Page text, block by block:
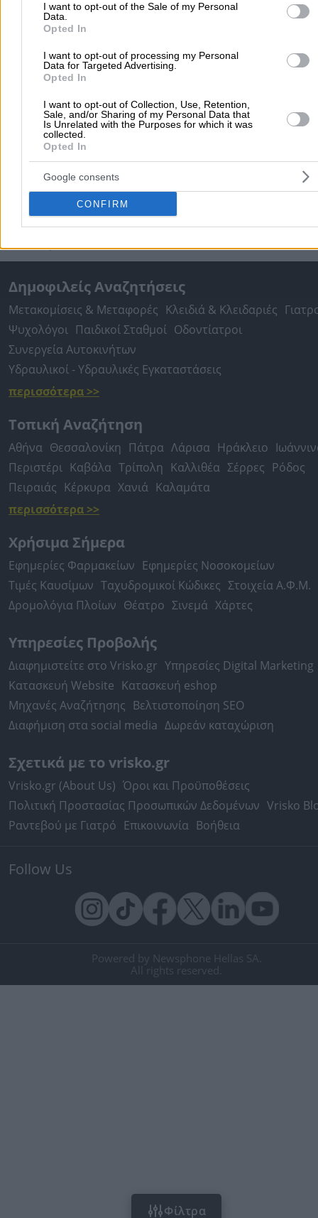
I want to opt-out of the Sale of my Personal
Data.
Opted In
I want to opt-out of processing my Personal
Data for Targeted Advertising.
Opted In
I want to opt-out of Collection, Use, Retention,
Sale, and/or Sharing of my Personal Data that
Is Unrelated with the Purposes for which it was
collected.
Opted In
Google consents
CONFIRM
Φίλτρα
εργαλείων.
Χτίζεις σπίτι; Ανακαινίζεις ή επισκευάζεις το διαμέρισμα ή τον
επαγγελματικό χώρο σου; Κάνεις έρευνα αγοράς για τα δομικά
που χρειάζεται μια οικοδομή; Μήπως αναζητάς κατάστημα με
οικοδομικά εργαλεία;
Εδώ θα βρεις όλες τις επιχειρήσεις και τα καταστήματα πώλησης
τις ανάγκες σου.
Η επαγγελματική εμπειρία, ο εξοπλισμός, το απόθεμα, η συνέπεια
στους χρόνους παράδοσης και η γρήγορη εξυπηρέτηση, είναι
από τα βασικά κριτήρια για την επιλογή του κατάλληλου για
Οικοδομικά Υλικά
Αρχική > Νομός ΜΑΓΝΗΣΙΑΣ > Πήλιο > Οικοδομικά Υλικά -
> Οικοδομικά Υλικά
Δημοφιλείς Αναζητήσεις
Μετακομίσεις & Μεταφορές Κλειδιά & Κλειδαριές
Ψυχολόγοι Παιδικοί Σταθμοί Οδοντίατροι
Συνεργεία Αυτοκινήτων
Υδραυλικοί - Υδραυλικές Εγκαταστάσεις
περισσότερα >>
Τοπική Αναζήτηση
Αθήνα Θεσσαλονίκη Πάτρα Λάρισα Ηράκλειο
Περιστέρι Καβάλα Τρίπολη Καλλιθέα Σέρρες Ρόδος
Πειραιάς Κέρκυρα Χανιά Καλαμάτα
περισσότερα >>
Χρήσιμα Σήμερα
Εφημερίες Φαρμακείων Εφημερίες Νοσοκομείων
Τιμές Καυσίμων Ταχυδρομικοί Κώδικες Στοιχεία Α.Φ.Μ.
Δρομολόγια Πλοίων Θέατρο Σινεμά Χάρτες
Υπηρεσίες Προβολής
Διαφημιστείτε στο Vrisko.gr Υπηρεσίες Digital Marketing
Κατασκευή Website Κατασκευή eshop
Μηχανές Αναζήτησης Βελτιστοποίηση SEO
Διαφήμιση στα social media Δωρεάν καταχώριση
Σχετικά με το vrisko.gr
Vrisko.gr (About Us) Όροι και Προϋποθέσεις
Πολιτική Προστασίας Προσωπικών Δεδομένων Vrisko
Ραντεβού με Γιατρό Επικοινωνία Βοήθεια
Follow Us
Powered by Newsphone Hellas SA.
All rights reserved.